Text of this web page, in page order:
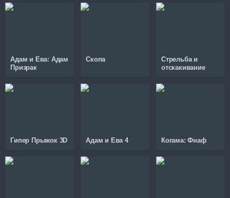
Адам и Ева: Адам
Призрак
Скопа
Стрельба и
отскакивание
Гипер Прыжок 3D Адам и Ева 4 Когама: Фнаф